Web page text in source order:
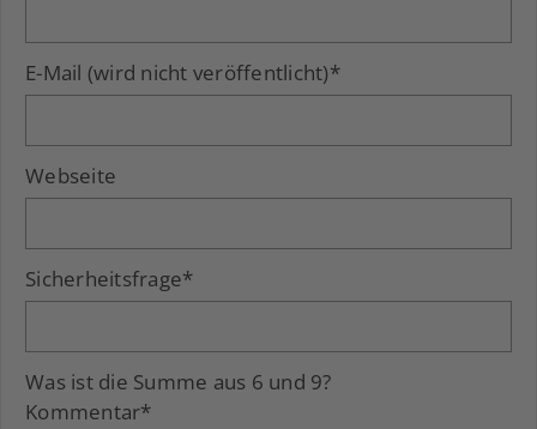
E-Mail (wird nicht veröffentlicht)*
Webseite
Sicherheitsfrage*
Was ist die Summe aus 6 und 9?
Kommentar*